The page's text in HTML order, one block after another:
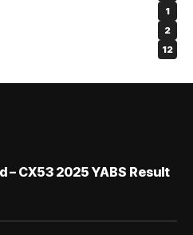
1
2
12
– CX53 2025 YABS Result